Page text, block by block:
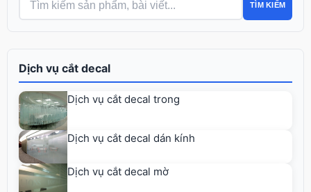
TÌM KIẾM
Dịch vụ cắt decal
Dịch vụ cắt decal trong
Dịch vụ cắt decal dán kính
Dịch vụ cắt decal mờ